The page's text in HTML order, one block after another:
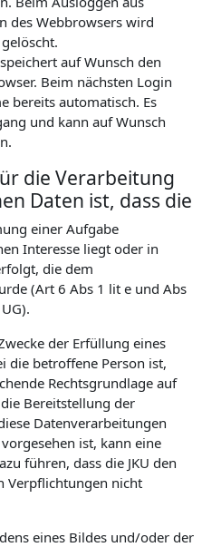
des Webbrowsers wird
auf Wunsch den
Beim nächsten Login
bereits automatisch. Es
und kann auf Wunsch
die Verarbeitung
Daten ist, dass die
einer Aufgabe
Interesse liegt oder in
die dem
(Art 6 Abs 1 lit e und Abs
der Erfüllung eines
die betroffene Person ist,
Rechtsgrundlage auf
Bereitstellung der
Datenverarbeitungen
ist, kann eine
führen, dass die JKU den
Verpflichtungen nicht
eines Bildes und/oder der